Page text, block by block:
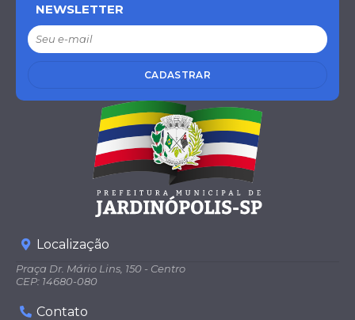
NEWSLETTER
CADASTRAR
Localização
Praça Dr. Mário Lins, 150 - Centro
CEP: 14680-080
Contato